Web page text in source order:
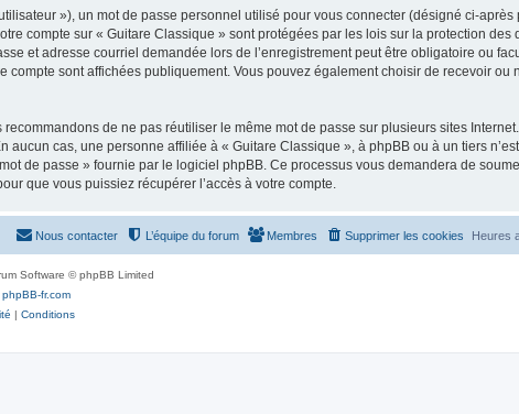
»), un mot de passe personnel utilisé pour vous connecter (désigné ci-après
compte sur « Guitare Classique » sont protégées par les lois sur la protection des
et adresse courriel demandée lors de l’enregistrement peut être obligatoire ou
sont affichées publiquement. Vous pouvez également choisir de recevoir ou
de ne pas réutiliser le même mot de passe sur plusieurs sites
cas, une personne affiliée à « Guitare Classique », à phpBB ou à un tiers
de passe » fournie par le logiciel phpBB. Ce processus vous demandera de
que vous puissiez récupérer l’accès à votre compte.
Heures
Supprimer les cookies
Membres
L’équipe du forum
Nous contacter
Software © phpBB Limited
phpBB-fr.com
| Conditions